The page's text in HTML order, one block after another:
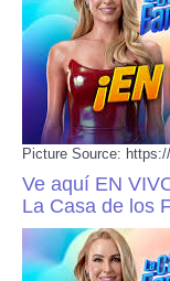
Picture Source:
Ve aquí EN
La Casa de los